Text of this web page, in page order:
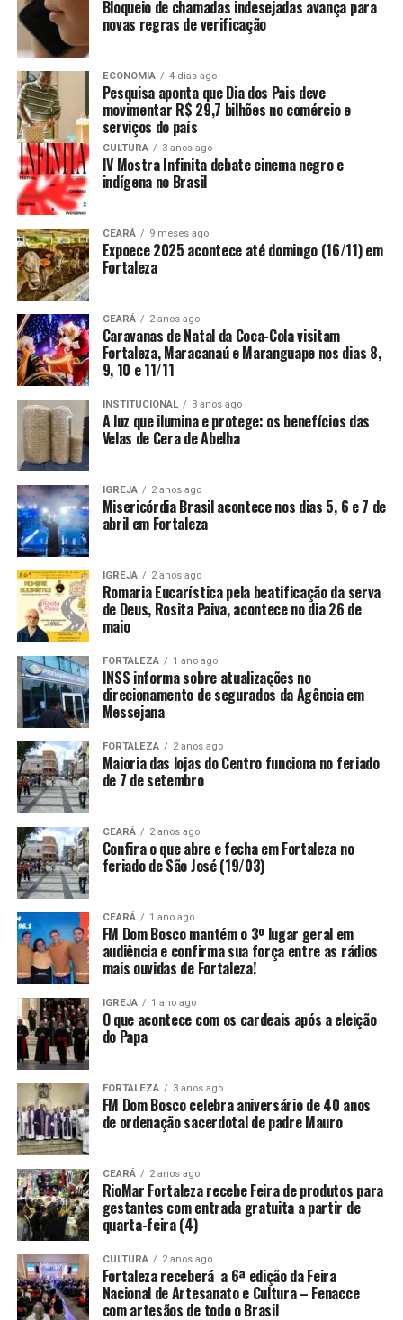
Bloqueio de chamadas indesejadas avança para
novas regras de verificação
ECONOMIA 4 dias ago
Pesquisa aponta que Dia dos Pais deve
movimentar R$ 29,7 bilhões no comércio e
serviços do país
CULTURA 3 anos ago
IV Mostra Infinita debate cinema negro e
indígena no Brasil
CEARÁ 9 meses ago
Expoece 2025 acontece até domingo (16/11) em
Fortaleza
CEARÁ 2 anos ago
Caravanas de Natal da Coca-Cola visitam
Fortaleza, Maracanaú e Maranguape nos dias 8,
9, 10 e 11/11
INSTITUCIONAL 3 anos ago
A luz que ilumina e protege: os benefícios das
Velas de Cera de Abelha
IGREJA 2 anos ago
Misericórdia Brasil acontece nos dias 5, 6 e 7 de
abril em Fortaleza
IGREJA 2 anos ago
Romaria Eucarística pela beatificação da serva
de Deus, Rosita Paiva, acontece no dia 26 de
maio
FORTALEZA 1 ano ago
INSS informa sobre atualizações no
direcionamento de segurados da Agência em
Messejana
FORTALEZA 2 anos ago
Maioria das lojas do Centro funciona no feriado
de 7 de setembro
CEARÁ 2 anos ago
Confira o que abre e fecha em Fortaleza no
feriado de São José (19/03)
CEARÁ 1 ano ago
FM Dom Bosco mantém o 3º lugar geral em
audiência e confirma sua força entre as rádios
mais ouvidas de Fortaleza!
IGREJA 1 ano ago
O que acontece com os cardeais após a eleição
do Papa
FORTALEZA 3 anos ago
FM Dom Bosco celebra aniversário de 40 anos
de ordenação sacerdotal de padre Mauro
CEARÁ 2 anos ago
RioMar Fortaleza recebe Feira de produtos para
gestantes com entrada gratuita a partir de
quarta-feira (4)
CULTURA 2 anos ago
Fortaleza receberá a 6ª edição da Feira
Nacional de Artesanato e Cultura – Fenacce
com artesãos de todo o Brasil